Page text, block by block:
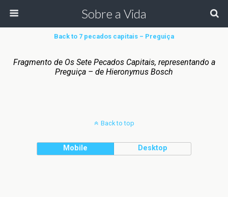
Sobre a Vida
Back to 7 pecados capitais – Preguiça
Fragmento de Os Sete Pecados Capitais, representando a
Preguiça – de Hieronymus Bosch
Back to top
Mobile Desktop